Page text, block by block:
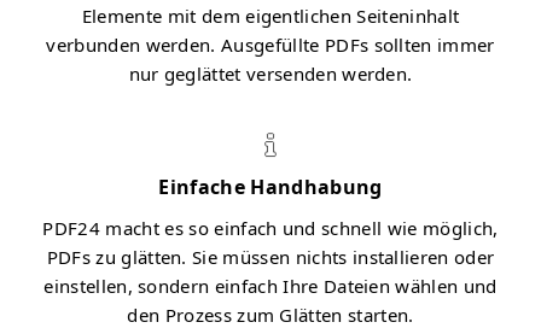
Elemente mit dem eigentlichen Seiteninhalt
verbunden werden. Ausgefüllte PDFs sollten immer
nur geglättet versenden werden.
Einfache Handhabung
PDF24 macht es so einfach und schnell wie möglich,
PDFs zu glätten. Sie müssen nichts installieren oder
einstellen, sondern einfach Ihre Dateien wählen und
den Prozess zum Glätten starten.